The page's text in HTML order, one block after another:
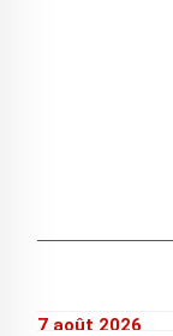
7 août 2026